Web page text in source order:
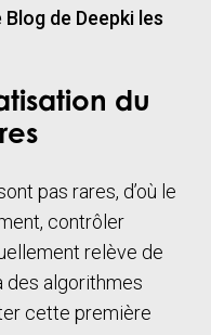
de Deepki les
du
pas rares, d’où le
contrôler
relève de
des algorithmes
cette première